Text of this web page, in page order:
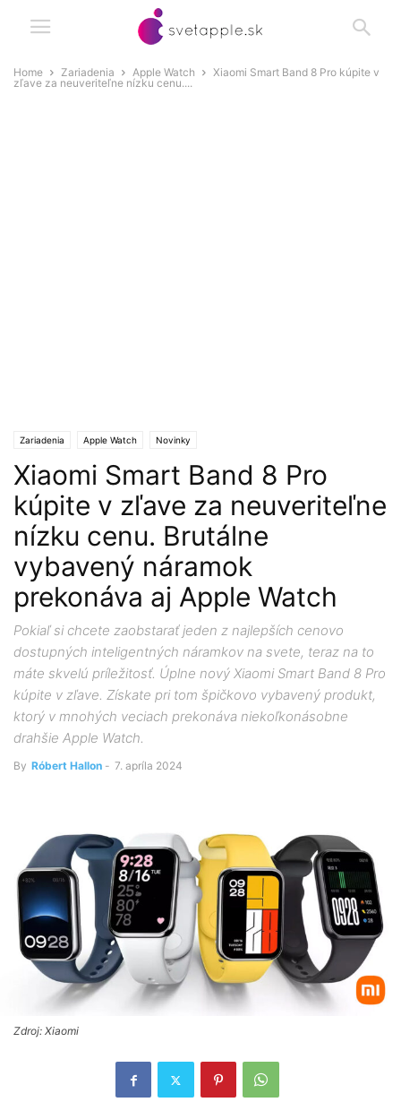
Home Zariadenia Apple Watch
Xiaomi Smart Band 8 Pro kúpite v
zľave za neuveriteľne nízku cenu....
Zariadenia Apple Watch Novinky
Xiaomi Smart Band 8 Pro
kúpite v zľave za neuveriteľne
nízku cenu. Brutálne
vybavený náramok
prekonáva aj Apple Watch
Pokiaľ si chcete zaobstarať jeden z najlepších cenovo
dostupných inteligentných náramkov na svete, teraz na to
máte skvelú príležitosť. Úplne nový Xiaomi Smart Band 8 Pro
kúpite v zľave. Získate pri tom špičkovo vybavený produkt,
ktorý v mnohých veciach prekonáva niekoľkonásobne
drahšie Apple Watch.
By Róbert Hallon - 7. apríla 2024
Zdroj: Xiaomi